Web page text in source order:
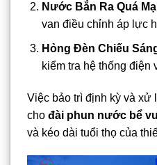
Nước Bắn Ra Quá
van điều chỉnh áp lực
Hỏng Đèn Chiếu
kiểm tra hệ thống điện
Việc bảo trì định kỳ và
cho đài phun nước bể
và kéo dài tuổi thọ của